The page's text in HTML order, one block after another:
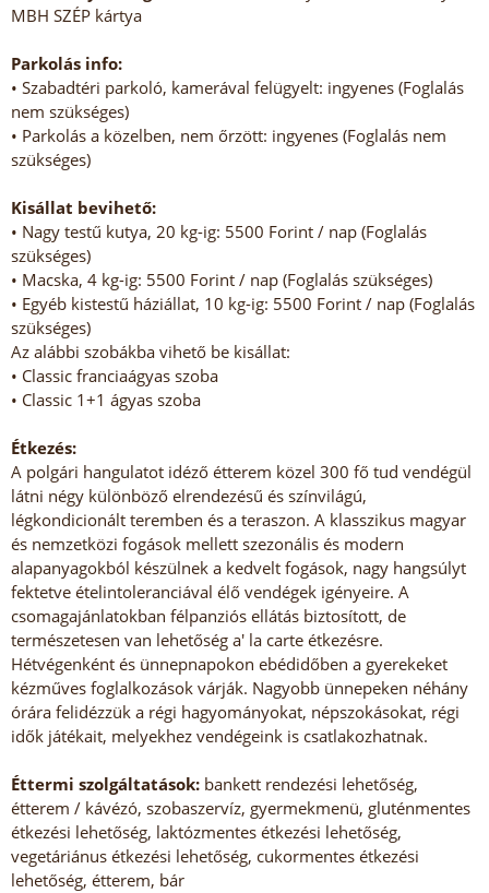
MBH SZÉP kártya
Parkolás info:
• Szabadtéri parkoló, kamerával felügyelt: ingyenes (Foglalás
nem szükséges)
• Parkolás a közelben, nem őrzött: ingyenes (Foglalás nem
szükséges)
Kisállat bevihető:
• Nagy testű kutya, 20 kg-ig: 5500 Forint / nap (Foglalás
szükséges)
• Macska, 4 kg-ig: 5500 Forint / nap (Foglalás szükséges)
• Egyéb kistestű háziállat, 10 kg-ig: 5500 Forint / nap (Foglalás
szükséges)
Az alábbi szobákba vihető be kisállat:
• Classic franciaágyas szoba
• Classic 1+1 ágyas szoba
Étkezés:
A polgári hangulatot idéző étterem közel 300 fő tud vendégül
látni négy különböző elrendezésű és színvilágú,
légkondicionált teremben és a teraszon. A klasszikus magyar
és nemzetközi fogások mellett szezonális és modern
alapanyagokból készülnek a kedvelt fogások, nagy hangsúlyt
fektetve ételintoleranciával élő vendégek igényeire. A
csomagajánlatokban félpanziós ellátás biztosított, de
természetesen van lehetőség a' la carte étkezésre.
Hétvégenként és ünnepnapokon ebédidőben a gyerekeket
kézműves foglalkozások várják. Nagyobb ünnepeken néhány
órára felidézzük a régi hagyományokat, népszokásokat, régi
idők játékait, melyekhez vendégeink is csatlakozhatnak.
Éttermi szolgáltatások: bankett rendezési lehetőség,
étterem / kávézó, szobaszervíz, gyermekmenü, gluténmentes
étkezési lehetőség, laktózmentes étkezési lehetőség,
vegetáriánus étkezési lehetőség, cukormentes étkezési
lehetőség, étterem, bár